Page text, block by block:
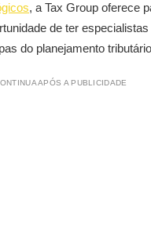
, a Tax Group oferece
de ter
do planejamento
APÓS A PUBLICIDADE